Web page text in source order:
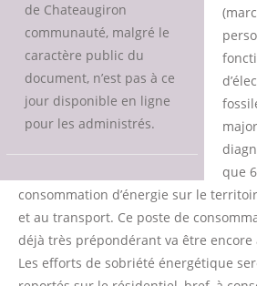
de Chateaugiron
communauté, malgré le
caractère public du
document, n’est pas à ce
jour disponible en ligne
pour les administrés.
que
consommation d’énergie sur le
et au transport. Ce poste de
déjà très prépondérant va être encore
Les efforts de sobriété énergétique